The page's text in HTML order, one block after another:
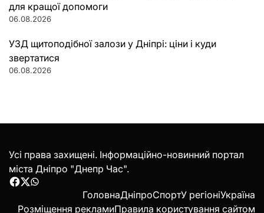
для кращої допомоги
06.08.2026
УЗД щитоподібної залози у Дніпрі: ціни і куди
звертатися
06.08.2026
Усі права захищені. Інформаційно-новинний портал
міста Дніпро "Днепр Час".
Facebook
Twitter
WhatsApp
ГоловнаДніпроСпортУ регіоніУкраїна
Розміщення рекламиПравила користування сайтом